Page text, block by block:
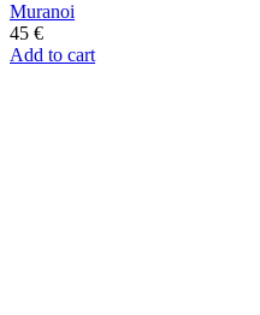
Muranoi
45 €
Add to cart